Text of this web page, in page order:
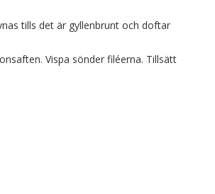
tills det är gyllenbrunt och doftar
Vispa sönder filéerna. Tillsätt